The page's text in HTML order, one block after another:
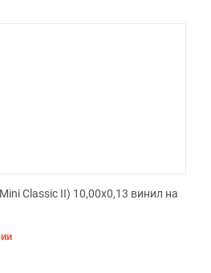
Classic II) 10,00x0,13 винил на